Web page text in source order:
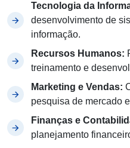
Tecnologia da
desenvolvimento de
informação.
Recursos Humanos:
treinamento e
Marketing e Vendas:
pesquisa de mercado
Finanças e
planejamento